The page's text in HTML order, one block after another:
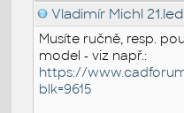
Vladimír Michl
Musíte ručně, resp.
model - viz např.:
https://
blk=9615